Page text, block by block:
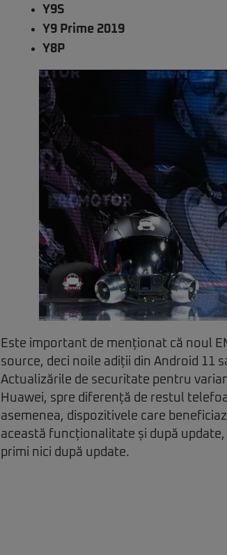
Y9S
Y9 Prime 2019
Y8P
Este important de menționat că noul
source, deci noile adiții din Android 11
Actualizările de securitate pentru
Huawei, spre diferență de restul
asemenea, dispozitivele care
această funcționalitate și după update,
primi nici după update.